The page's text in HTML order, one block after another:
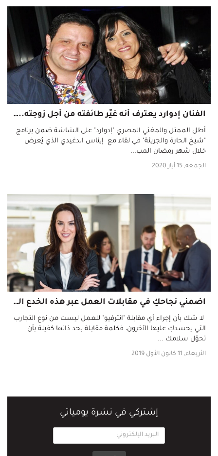
الفنان إدوارد يعترف أنّه غيّر طائفته من أجل زوجته... وبكاء مباشرة على الهواء!
أطل الممثل والمغني المصري "إدوارد" على الشاشة ضمن برنامج
"شيخ الحارة والجريئة" في لقاء مع إيناس الدغيدي الذي يُعرض
خلال شهر رمضان المب...
الجمعه, 15 أيار 2020
اضمني نجاحكِ في مقابلات العمل عبر هذه الخدع النفسية
لا شك بأن إجراء أي مقابلة "انترفيو" للعمل ليست من نوع التجارب
التي يحسدكِ عليها الآخرون، فكلمة مقابلة بحد ذاتها كفيلة بأن
تحوّل سلامك ...
الأربعاء, 11 كانون الأول 2019
إشتركي في نشرة يومياتي